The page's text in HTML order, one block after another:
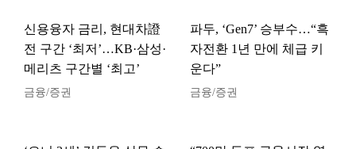
신용융자 금리, 현대차證
전 구간 ‘최저’…KB·삼성·
메리츠 구간별 ‘최고’
금융/증권
파두, ‘Gen7’ 승부수…“흑
자전환 1년 만에 체급 키
운다”
금융/증권